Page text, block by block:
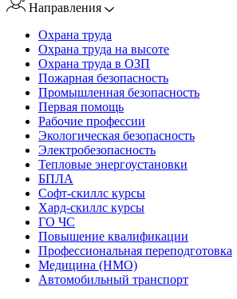
Направления
Охрана труда
Охрана труда на высоте
Охрана труда в ОЗП
Пожарная безопасность
Промышленная безопасность
Первая помощь
Рабочие профессии
Экологическая безопасность
Электробезопасность
Тепловые энергоустановки
БПЛА
Софт-скиллс курсы
Хард-скиллс курсы
ГО ЧС
Повышение квалификации
Профессиональная переподготовка
Медицина (НМО)
Автомобильный транспорт